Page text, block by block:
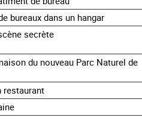
bureaux dans un hangar
secrète
du nouveau Parc Naturel de
restaurant